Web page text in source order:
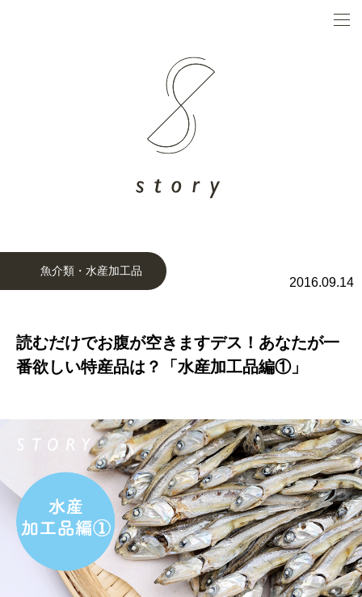
魚介類・水産加工品
2016.09.14
読むだけでお腹が空きますデス！あなたが一
番欲しい特産品は？「水産加工品編①」